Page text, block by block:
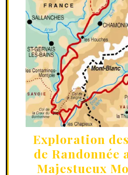
Exploration
de Randonnée
Majestueux